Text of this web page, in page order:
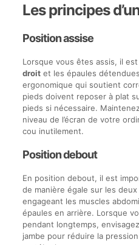
Les principes
Position assise
Lorsque vous êtes assis, il
droitet les épaules
ergonomique qui soutient
pieds doivent reposer à plat
pieds si nécessaire.
niveau de l’écran de votre
cou inutilement.
Position debout
En position debout, il est
de manière égale sur les
engageant les muscles
épaules en arrière. Lorsque
pendant longtemps,
jambe pour réduire la